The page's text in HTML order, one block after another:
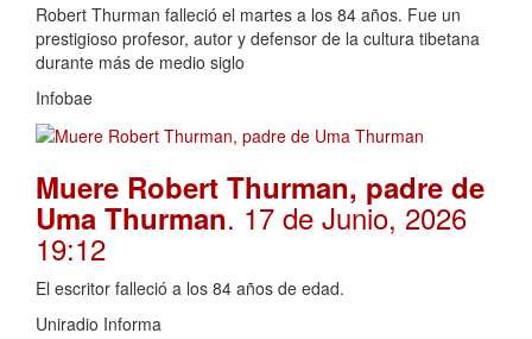
Robert Thurman falleció el martes a los 84 años. Fue un
prestigioso profesor, autor y defensor de la cultura tibetana
durante más de medio siglo
Infobae
Muere Robert Thurman, padre de
Uma Thurman. 17 de Junio, 2026
19:12
El escritor falleció a los 84 años de edad.
Uniradio Informa